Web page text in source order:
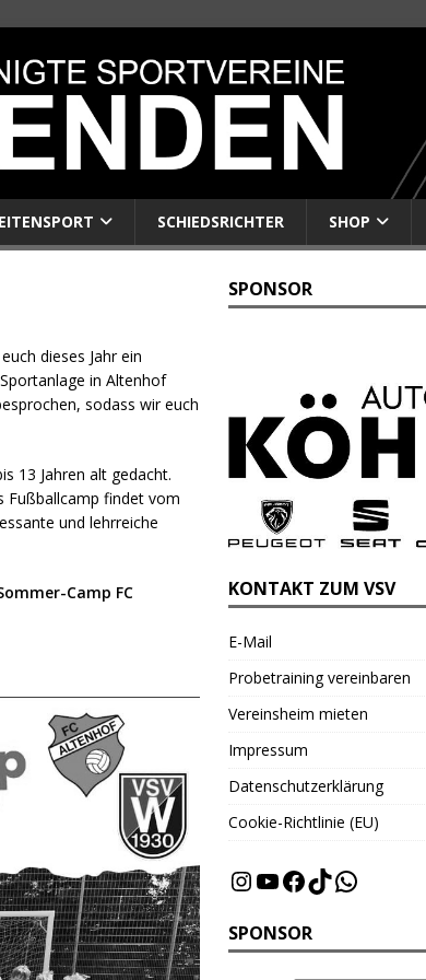
SCHIEDSRICHTER SHOP
dieses Jahr ein
in Altenhof
sodass wir euch
13 Jahren alt gedacht.
Fußballcamp findet vom
und lehrreiche
Camp FC
SPONSOR
KONTAKT ZUM VSV
E-Mail
Probetraining vereinbaren
Vereinsheim mieten
Impressum
Datenschutzerklärung
Cookie-Richtlinie (EU)
SPONSOR